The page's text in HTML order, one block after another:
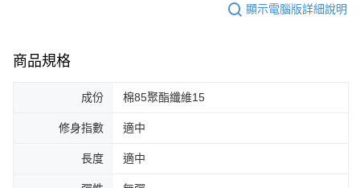
顯示電腦版詳細說明
商品規格
成份 棉85聚酯纖維15
修身指數 適中
長度 適中